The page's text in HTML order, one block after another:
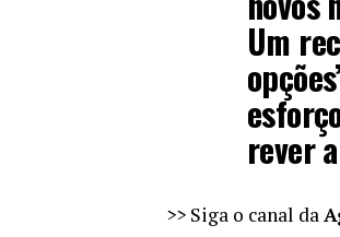
Um
rever
>> Siga o canal da